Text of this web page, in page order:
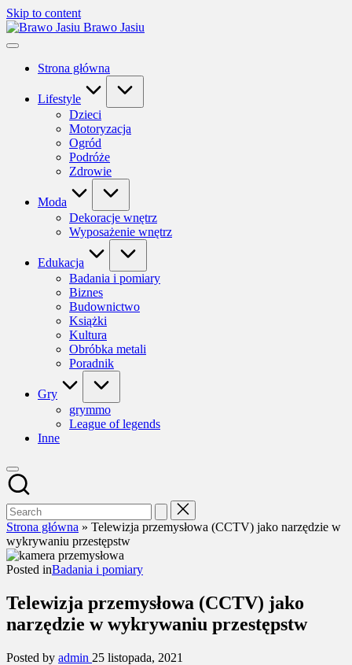
Skip to content
Brawo Jasiu
Strona główna
Lifestyle
Dzieci
Motoryzacja
Ogród
Podróże
Zdrowie
Moda
Dekoracje wnętrz
Wyposażenie wnętrz
Edukacja
Badania i pomiary
Biznes
Budownictwo
Książki
Kultura
Obróbka metali
Poradnik
Gry
grymmo
League of legends
Inne
Strona główna » Telewizja przemysłowa (CCTV) jako narzędzie w
wykrywaniu przestępstw
Posted inBadania i pomiary
Telewizja przemysłowa (CCTV) jako
narzędzie w wykrywaniu przestępstw
Posted by admin 25 listopada, 2021